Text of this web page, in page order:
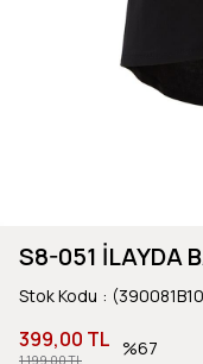
S8-051 İLAYDA
Stok Kodu
1.199,00 TL
399,00 TL 67